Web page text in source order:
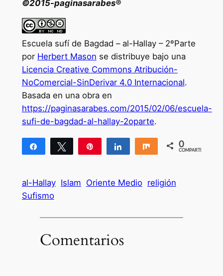
©2015-paginasarabes®
Escuela sufí de Bagdad – al-Hallay – 2ºParte
por Herbert Mason se distribuye bajo una
Licencia Creative Commons Atribución-
NoComercial-SinDerivar 4.0 Internacional.
Basada en una obra en
https://paginasarabes.com/2015/02/06/escuela-
sufi-de-bagdad-al-hallay-2oparte.
Compartir Twittear Compartir Compartir
0
COMPARTIR
al-Hallay Islam Oriente Medio religión
Sufismo
Comentarios